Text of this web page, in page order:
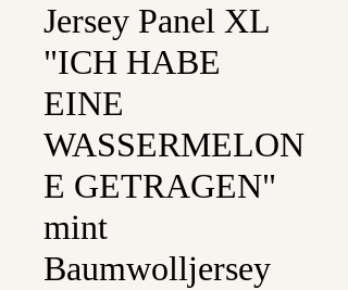
Jersey Panel XL
"ICH HABE
EINE
WASSERMELON
E GETRAGEN"
mint
Baumwolljersey